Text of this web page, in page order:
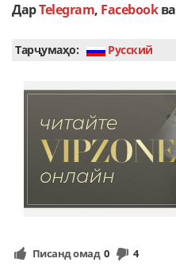
ДарTelegram, Facebookва
Тарҷумаҳо: Руcский
Писанд омад 0 4